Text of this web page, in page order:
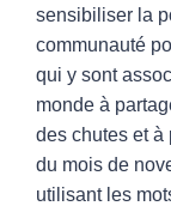
sensibiliser la
communauté
qui y sont
monde à
des chutes et à
du mois de
utilisant les